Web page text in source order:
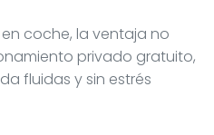
coche, la ventaja no
privado gratuito,
fluidas y sin estrés